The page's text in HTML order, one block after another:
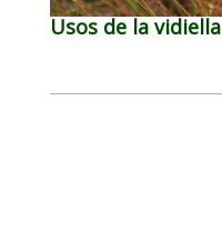
Usos de la vidiella